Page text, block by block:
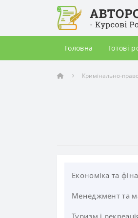
Головна Готові
Кримінально-
Економіка та
Економіка та
Менеджмент та
Маркетинг
Туризм і